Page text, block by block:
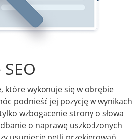
które wykonuje się w obrębie
podnieść jej pozycję w wynikach
wzbogacenie strony o słowa
o naprawę uszkodzonych
usunięcie pętli przekierowań.